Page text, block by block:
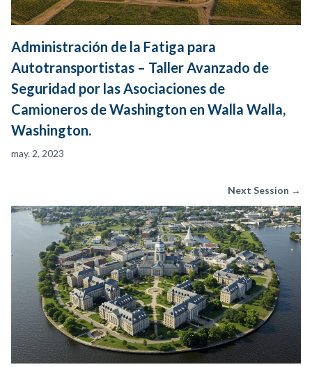
Administración de la Fatiga para
Autotransportistas – Taller Avanzado de
Seguridad por las Asociaciones de
Camioneros de Washington en Walla Walla,
Washington.
may. 2, 2023
Next Session →